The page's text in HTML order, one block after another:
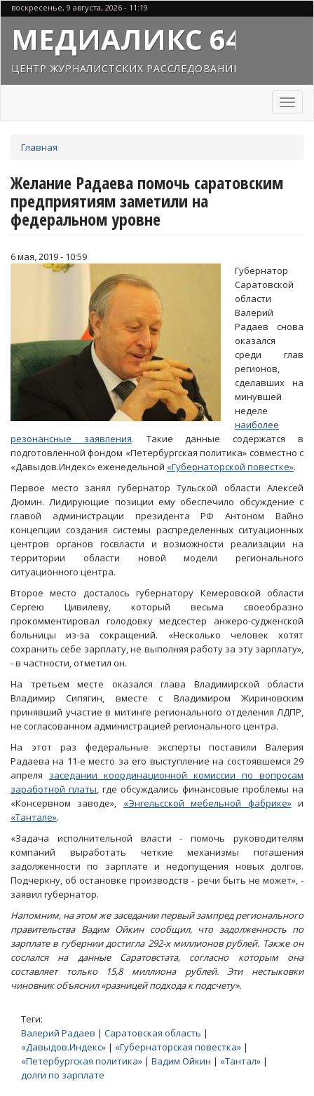
Перейти
к
основному
содержанию
воскресенье, 9 августа, 2026 - 11:19
МЕДИАЛИКС 64
ЦЕНТР ЖУРНАЛИСТСКИХ РАССЛЕДОВАНИЙ
Toggle
здесь
Главная
Желание Радаева помочь саратовским
предприятиям заметили на
федеральном уровне
6 мая, 2019 - 10:59
Губернатор
Саратовской
области
Валерий
Радаев снова
оказался
среди глав
регионов,
сделавших на
минувшей
неделе
наиболее
резонансные заявления. Такие данные содержатся в
подготовленной фондом «Петербургская политика» совместно с
«Давыдов.Индекс» еженедельной «Губернаторской повестке».
Первое место занял губернатор Тульской области Алексей
Дюмин. Лидирующие позиции ему обеспечило обсуждение с
главой администрации президента РФ Антоном Вайно
концепции создания системы распределенных ситуационных
центров органов госвласти и возможности реализации на
территории области новой модели регионального
ситуационного центра.
Второе место досталось губернатору Кемеровской области
Сергею Цивилеву, который весьма своеобразно
прокомментировал голодовку медсестер анжеро-судженской
больницы из-за сокращений. «Несколько человек хотят
сохранить себе зарплату, не выполняя работу за эту зарплату»,
- в частности, отметил он.
На третьем месте оказался глава Владимирской области
Владимир Сипягин, вместе с Владимиром Жириновским
принявший участие в митинге регионального отделения ЛДПР,
не согласованном администрацией регионального центра.
На этот раз федеральные эксперты поставили Валерия
Радаева на 11-е место за его выступление на состоявшемся 29
апреля заседании координационной комиссии по вопросам
заработной платы, где обсуждались финансовые проблемы на
«Консервном заводе», «Энгельсской мебельной фабрике»и
«Тантале».
«Задача исполнительной власти - помочь руководителям
компаний выработать четкие механизмы погашения
задолженности по зарплате и недопущения новых долгов.
Подчеркну, об остановке производств - речи быть не может», -
заявил губернатор.
Напомним, на этом же заседании первый зампред регионального
правительства Вадим Ойкин сообщил, что задолженность по
зарплате в губернии достигла 292-х миллионов рублей. Также он
сослался на данные Саратовстата, согласно которым она
составляет только 15,8 миллиона рублей. Эти нестыковки
чиновник объяснил «разницей подхода к подсчету».
Теги:
Валерий Радаев | Саратовская область |
«Давыдов.Индекс» | «Губернаторская повестка» |
«Петербургская политика» | Вадим Ойкин | «Тантал» |
долги по зарплате